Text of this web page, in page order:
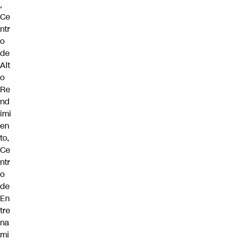
,
Ce
ntr
o
de
Alt
o
Re
nd
imi
en
to,
Ce
ntr
o
de
En
tre
na
mi